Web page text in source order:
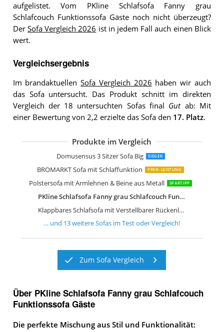
aufgelistet. Vom PKline Schlafsofa Fanny grau
Schlafcouch Funktionssofa Gäste noch nicht überzeugt?
Der Sofa Vergleich 2026 ist in jedem Fall auch einen Blick
wert.
Vergleichsergebnis
Im brandaktuellenSofa Vergleich 2026 haben wir auch
das Sofa untersucht. Das Produkt schnitt im direkten
Vergleich der 18 untersuchten Sofas final Gutab: Mit
einer Bewertung von 2,2 erzielte das Sofa den 17. Platz.
Produkte im Vergleich
Domusensus 3 Sitzer Sofa Big SIEGER
BROMARKT Sofa mit Schlaffunktion PREIS-LEISTUNG
Polstersofa mit Armlehnen & Beine aus Metall SPARTIPP
PKline Schlafsofa Fanny grau Schlafcouch Funktionssofa Gäste
Klappbares Schlafsofa mit Verstellbarer Rückenlehne
HULALA HOME Modernes 2-Sitzer
Mirjan24 Schlafsofa Gaja Bettsofa
Kaiser Möbel Ecksofa mit
HOMCOM Sofa 2 Sitzer Couch
Couch 2 Sitzer
Sofa Mit Schlaffunktion
Klappbares Schlafsofa Couch Sofa
AC Design Furniture Bettcouch Jasper
Sofa 3 Sitzer Sofa Schlafsofa
… und 13weitereSofas im Test oder Vergleich!
Zum Sofa Vergleich
Über PKline Schlafsofa Fanny grau Schlafcouch
Funktionssofa Gäste
Die perfekte Mischung aus Stil und Funktionalität: